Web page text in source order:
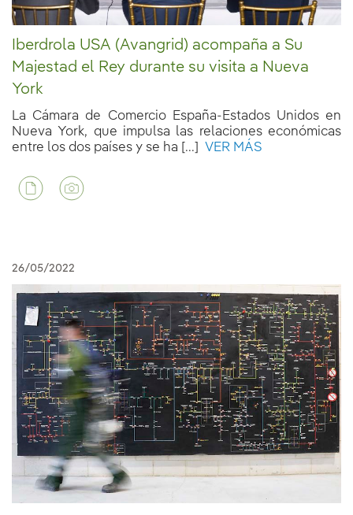
Iberdrola USA (Avangrid) acompaña a Su
Majestad el Rey durante su visita a Nueva
York
La Cámara de Comercio España-Estados Unidos en
Nueva York, que impulsa las relaciones económicas
entre los dos países y se ha [...]
VER MÁS
26/05/2022